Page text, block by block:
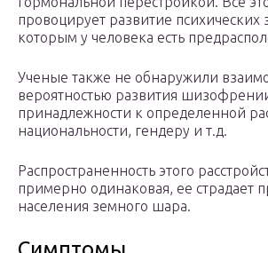
провоцирует развитие психических
которым у человека есть
Ученые также не обнаружили
вероятностью развития
принадлежности к определенной
национальности, гендеру и т.д.
Распространенность этого
примерно одинаковая, ее страдает
населения земного шара.